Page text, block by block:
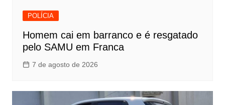
POLÍCIA
Homem cai em barranco e é resgatado
pelo SAMU em Franca
7 de agosto de 2026